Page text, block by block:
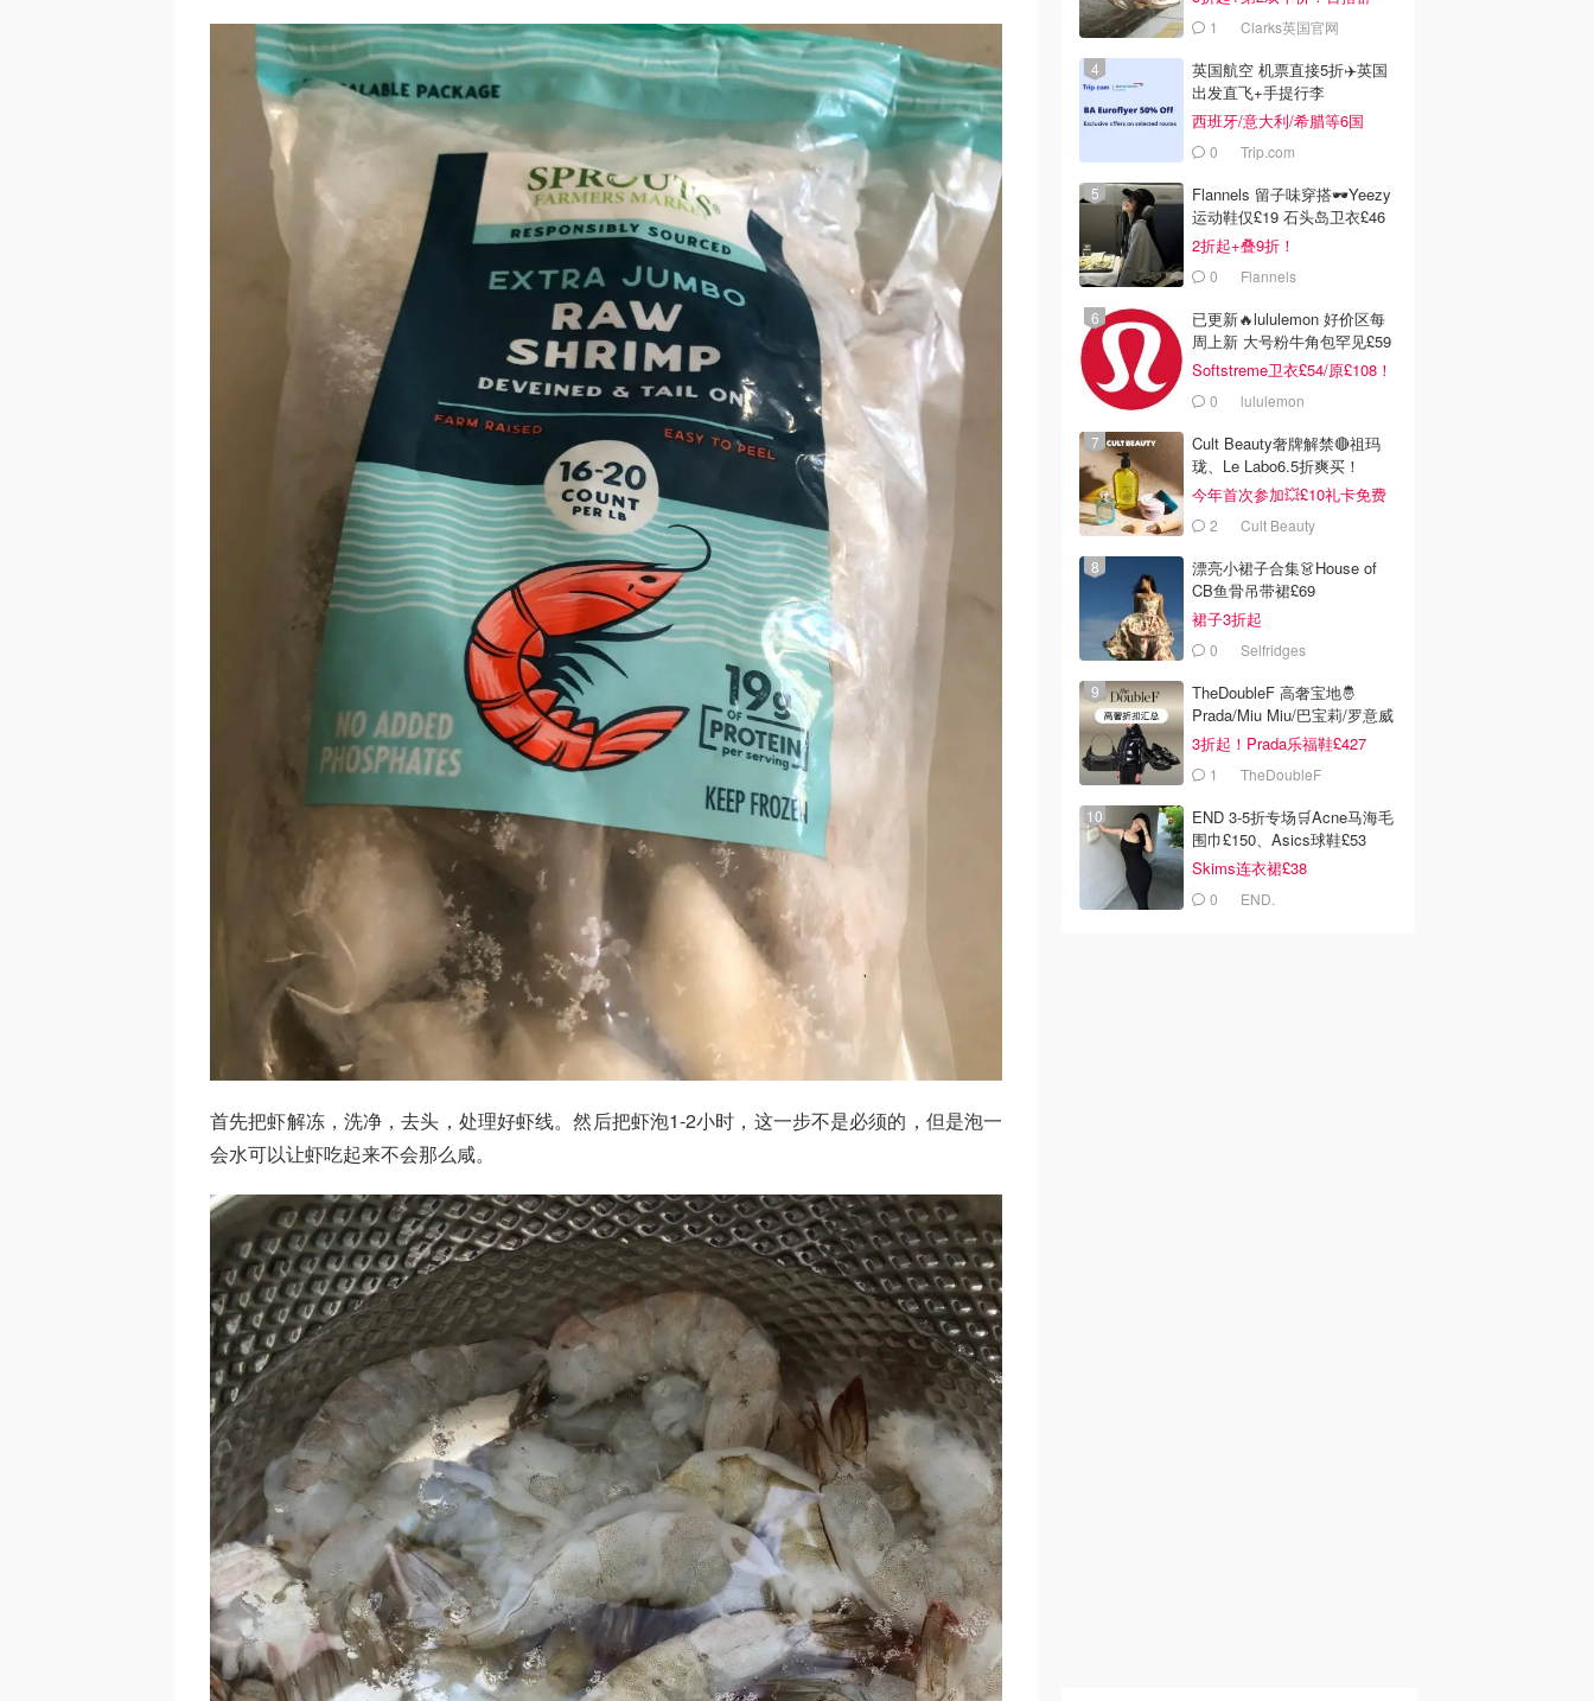
首先把虾解冻，洗净，去头，处理好虾线。然后把虾泡1-2小时，这一步不是必须的，但是泡一
会水可以让虾吃起来不会那么咸。
服！1 Clarks英国官网
英国航空 机票直接5折✈️英国
出发直飞+手提行李
西班牙/意大利/希腊等6国
0 Trip.com
Flannels 留子味穿搭🕶️Yeezy
运动鞋仅£19 石头岛卫衣£46
2折起+叠9折！
0 Flannels
已更新🔥lululemon 好价区每
周上新 大号粉牛角包罕见£59
Softstreme卫衣£54/原£108！
0 lululemon
Cult Beauty奢牌解禁🔴祖玛
珑、Le Labo6.5折爽买！
今年首次参加💥£10礼卡免费
拿 2 Cult Beauty
漂亮小裙子合集👗House of
CB鱼骨吊带裙£69
裙子3折起
0 Selfridges
TheDoubleF 高奢宝地🤴
Prada/Miu Miu/巴宝莉/罗意威
3折起！Prada乐福鞋£427
1 TheDoubleF
END 3-5折专场🛒Acne马海毛
围巾£150、Asics球鞋£53
Skims连衣裙£38
0 END.